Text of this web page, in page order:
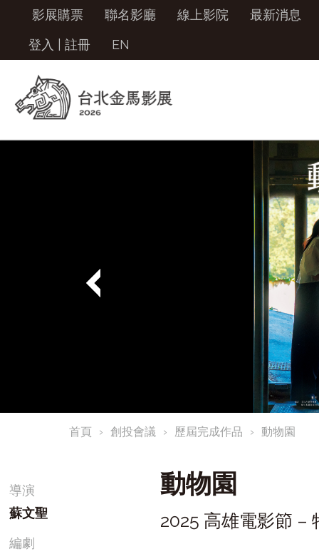
影展購票 聯名影廳 線上影院
最新消息
登入
註冊 EN
首頁 創投會議 歷屆完成作品 動物園
導演
蘇文聖
編劇
動物園
2025 高雄電影節 –